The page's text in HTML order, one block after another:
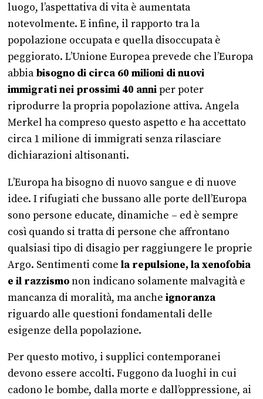
luogo, l’aspettativa di vita è aumentata
notevolmente. E infine, il rapporto tra la
popolazione occupata e quella disoccupata è
peggiorato. L’Unione Europea prevede che l’Europa
abbiabisogno di circa 60 milioni di nuovi
immigrati nei prossimi 40 anniper poter
riprodurre la propria popolazione attiva. Angela
Merkel ha compreso questo aspetto e ha accettato
circa 1 milione di immigrati senza rilasciare
dichiarazioni altisonanti.
L’Europa ha bisogno di nuovo sangue e di nuove
idee. I rifugiati che bussano alle porte dell’Europa
sono persone educate, dinamiche – ed è sempre
così quando si tratta di persone che affrontano
qualsiasi tipo di disagio per raggiungere le proprie
Argo. Sentimenti come la repulsione, la xenofobia
e il razzismonon indicano solamente malvagità e
mancanza di moralità, ma anche ignoranza
riguardo alle questioni fondamentali delle
esigenze della popolazione.
Per questo motivo, i supplici contemporanei
devono essere accolti. Fuggono da luoghi in cui
cadono le bombe, dalla morte e dall’oppressione, ai